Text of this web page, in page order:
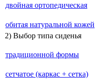
двойная ортопедическая
обитая натуральной кожей
2) Выбор типа сиденья
традиционной формы
сетчатое (каркас + сетка)